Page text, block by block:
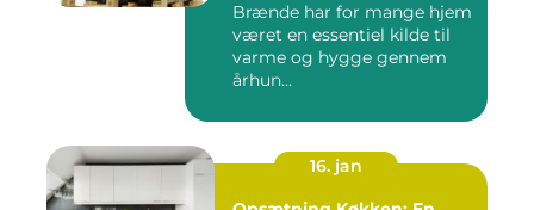
Brænde har for mange hjem
været en essentiel kilde til
varme og hygge gennem
århun...
16. jan